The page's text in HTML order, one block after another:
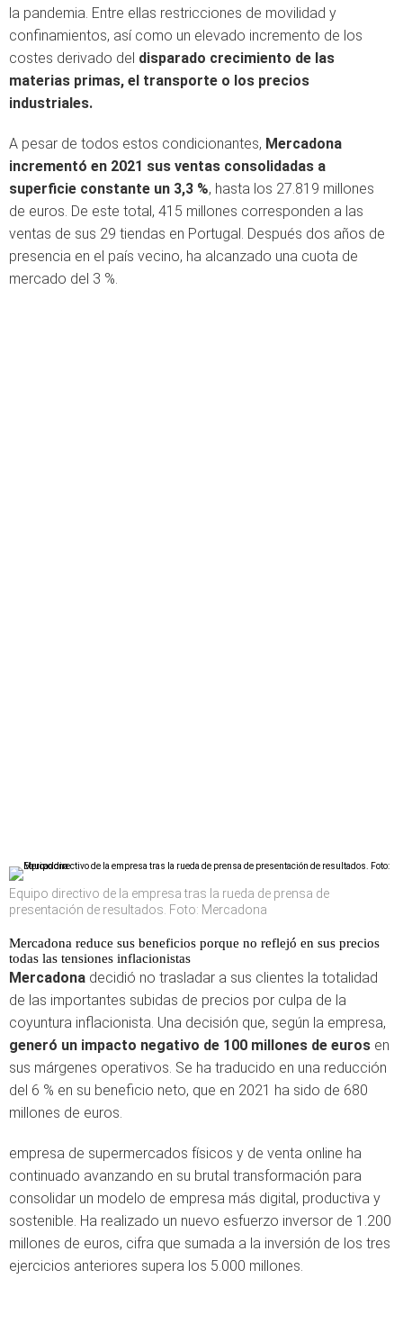
la pandemia. Entre ellas restricciones de movilidad y
confinamientos, así como un elevado incremento de los
costes derivado del disparado crecimiento de las
materias primas, el transporte o los precios
industriales.
A pesar de todos estos condicionantes, Mercadona
incrementó en 2021 sus ventas consolidadas a
superficie constante un 3,3 %, hasta los 27.819 millones
de euros. De este total, 415 millones corresponden a las
ventas de sus 29 tiendas en Portugal. Después dos años de
presencia en el país vecino, ha alcanzado una cuota de
mercado del 3 %.
Equipo directivo de la empresa tras la rueda de prensa de
presentación de resultados. Foto: Mercadona
Mercadona reduce sus beneficios porque no reflejó en sus precios
todas las tensiones inflacionistas
Mercadona decidió no trasladar a sus clientes la totalidad
de las importantes subidas de precios por culpa de la
coyuntura inflacionista. Una decisión que, según la empresa,
generó un impacto negativo de 100 millones de euros en
sus márgenes operativos. Se ha traducido en una reducción
del 6 % en su beneficio neto, que en 2021 ha sido de 680
millones de euros.
empresa de supermercados físicos y de venta online ha
continuado avanzando en su brutal transformación para
consolidar un modelo de empresa más digital, productiva y
sostenible. Ha realizado un nuevo esfuerzo inversor de 1.200
millones de euros, cifra que sumada a la inversión de los tres
ejercicios anteriores supera los 5.000 millones.